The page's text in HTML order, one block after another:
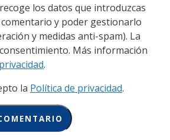
los datos que introduzcas
y poder gestionarlo
y medidas anti-spam). La
Más información
.
la Política de privacidad.